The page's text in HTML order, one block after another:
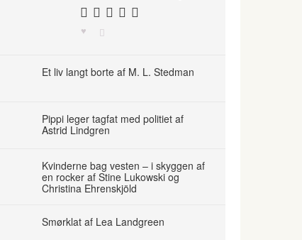
Et liv langt borte af M. L. Stedman
Pippi leger tagfat med politiet af
Astrid Lindgren
Kvinderne bag vesten – i skyggen af
en rocker af Stine Lukowski og
Christina Ehrenskjöld
Smørklat af Lea Landgreen